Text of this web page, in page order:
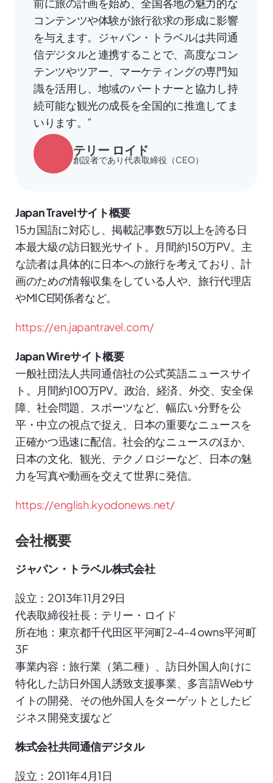
コンテンツや体験が旅行欲求の形成に影響
を与えます。ジャパン・トラベルは共同通
信デジタルと連携することで、高度なコン
テンツやツアー、マーケティングの専門知
識を活用し、地域のパートナーと協力し持
続可能な観光の成長を全国的に推進してま
いります。”
テリー ロイド
創設者であり代表取締役（CEO）
Japan Travelサイト概要
15カ国語に対応し、掲載記事数5万以上を誇る日
本最大級の訪日観光サイト。月間約150万PV。主
な読者は具体的に日本への旅行を考えており、計
画のための情報収集をしている人や、旅行代理店
やMICE関係者など。
https://en.japantravel.com/
Japan Wireサイト概要
一般社団法人共同通信社の公式英語ニュースサイ
ト​。月間約100万PV。政治、経済、外交、安全保
障、社会問題、スポーツなど、幅広い分野を公
平・中立の視点で捉え、日本の重要なニュースを
正確かつ迅速に配信。社会的なニュースのほか、
日本の文化、観光、テクノロジーなど、日本の魅
力を写真や動画を交えて世界に発信。
https://english.kyodonews.net/
会社概要
ジャパン・トラベル株式会社
設立：2013年11月29日
代表取締役社長：テリー・ロイド
所在地：東京都千代田区平河町2-4-4 owns平河町
3F
事業内容：旅行業（第二種）、訪日外国人向けに
特化した訪日外国人誘致支援事業、多言語Webサ
イトの開発、その他外国人をターゲットとしたビ
ジネス開発支援など
株式会社共同通信デジタル
設立：2011年4月1日